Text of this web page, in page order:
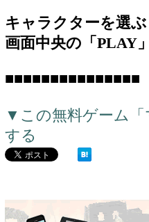
キャラクターを選
画面中央の「PLAY
■■■■■■■■■■■■■■■
▼この無料ゲーム
する